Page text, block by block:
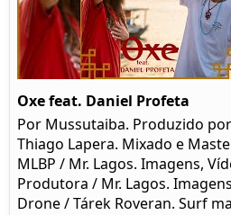
Oxe feat. Daniel Profeta
Por Mussutaiba. Produzido
Thiago Lapera. Mixado e
MLBP / Mr. Lagos. Imagens,
Produtora / Mr. Lagos.
Drone / Tárek Roveran. Surf